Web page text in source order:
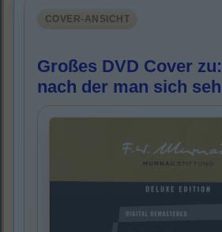
COVER-ANSICHT
Großes DVD Cover
nach der man sich